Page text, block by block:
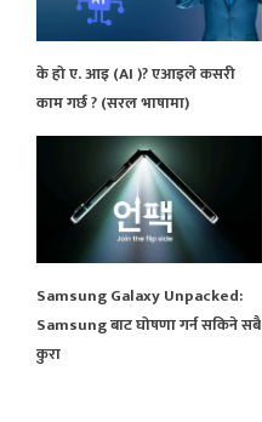
के हो ए. आइ (AI )? एआइले कसरी
काम गर्छ ? (सरल भाषामा)
Samsung Galaxy Unpacked:
Samsung बाट घोषणा गर्न सकिने सबै
कुरा